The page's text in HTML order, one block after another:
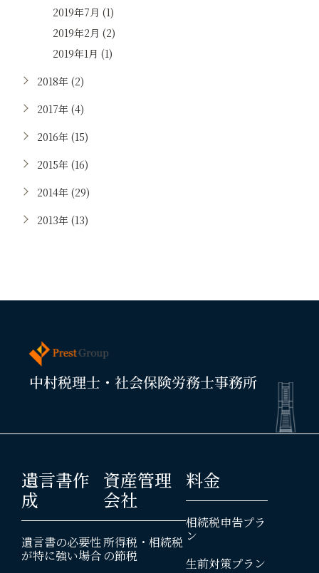
2019年7月 (1)
2019年2月 (2)
2019年1月 (1)
2018年 (2)
2017年 (4)
2016年 (15)
2015年 (16)
2014年 (29)
2013年 (13)
遺言書作
成
遺言書の必要性
が特に強い場合
資産管理
会社
所得税・相続税
の節税
料金
相続税申告プラ
ン
生前対策プラン